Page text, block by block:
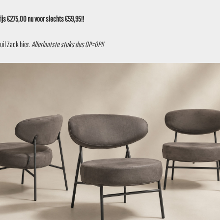
bestendig waardoor dit niet verkleurt.
voor toepassingen waarbij er direct contact met
taupe of marsala
p.s.!!! (normaalprijs €49,95)
€275,00 nu voor slechts €59,95!!
Zackhier Allerlaatste stuks dus OP=OP!!